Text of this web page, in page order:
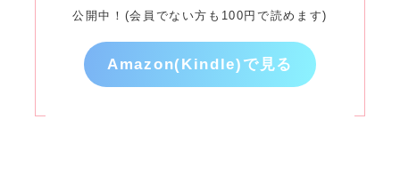
公開中！(会員でない方も100円で読めます)
Amazon(Kindle)で見る